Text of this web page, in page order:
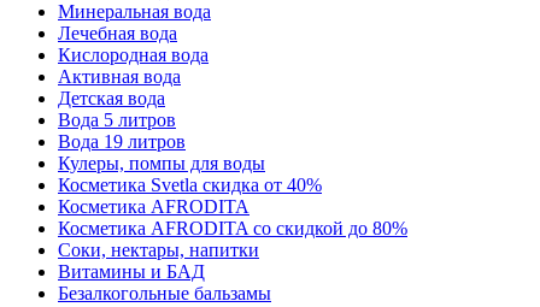
Минеральная вода
Лечебная вода
Кислородная вода
Активная вода
Детская вода
Вода 5 литров
Вода 19 литров
Кулеры, помпы для воды
Косметика Svetla скидка от 40%
Косметика AFRODITA
Косметика AFRODITA со скидкой до 80%
Соки, нектары, напитки
Витамины и БАД
Безалкогольные бальзамы